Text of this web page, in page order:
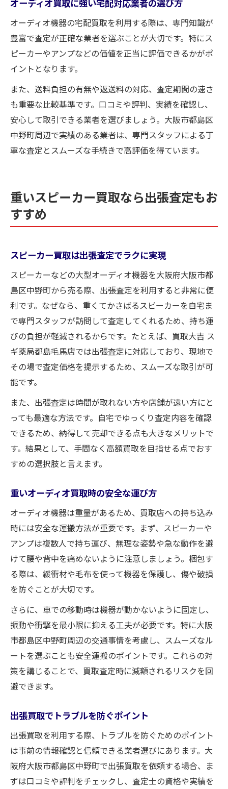
オーディオ買取に強い宅配対応業者の選び方
オーディオ機器の宅配買取を利用する際は、専門知識が
豊富で査定が正確な業者を選ぶことが大切です。特にス
ピーカーやアンプなどの価値を正当に評価できるかがポ
イントとなります。
また、送料負担の有無や返送料の対応、査定期間の速さ
も重要な比較基準です。口コミや評判、実績を確認し、
安心して取引できる業者を選びましょう。大阪市都島区
中野町周辺で実績のある業者は、専門スタッフによる丁
寧な査定とスムーズな手続きで高評価を得ています。
重いスピーカー買取なら出張査定もお
すすめ
スピーカー買取は出張査定でラクに実現
スピーカーなどの大型オーディオ機器を大阪府大阪市都
島区中野町から売る際、出張査定を利用すると非常に便
利です。なぜなら、重くてかさばるスピーカーを自宅ま
で専門スタッフが訪問して査定してくれるため、持ち運
びの負担が軽減されるからです。たとえば、買取大吉 ス
ギ薬局都島毛馬店では出張査定に対応しており、現地で
その場で査定価格を提示するため、スムーズな取引が可
能です。
また、出張査定は時間が取れない方や店舗が遠い方にと
っても最適な方法です。自宅でゆっくり査定内容を確認
できるため、納得して売却できる点も大きなメリットで
す。結果として、手間なく高額買取を目指せる点でおす
すめの選択肢と言えます。
重いオーディオ買取時の安全な運び方
オーディオ機器は重量があるため、買取店への持ち込み
時には安全な運搬方法が重要です。まず、スピーカーや
アンプは複数人で持ち運び、無理な姿勢や急な動作を避
けて腰や背中を痛めないように注意しましょう。梱包す
る際は、緩衝材や毛布を使って機器を保護し、傷や破損
を防ぐことが大切です。
さらに、車での移動時は機器が動かないように固定し、
振動や衝撃を最小限に抑える工夫が必要です。特に大阪
市都島区中野町周辺の交通事情を考慮し、スムーズなル
ートを選ぶことも安全運搬のポイントです。これらの対
策を講じることで、買取査定時に減額されるリスクを回
避できます。
出張買取でトラブルを防ぐポイント
出張買取を利用する際、トラブルを防ぐためのポイント
は事前の情報確認と信頼できる業者選びにあります。大
阪府大阪市都島区中野町で出張買取を依頼する場合、ま
ずは口コミや評判をチェックし、査定士の資格や実績を